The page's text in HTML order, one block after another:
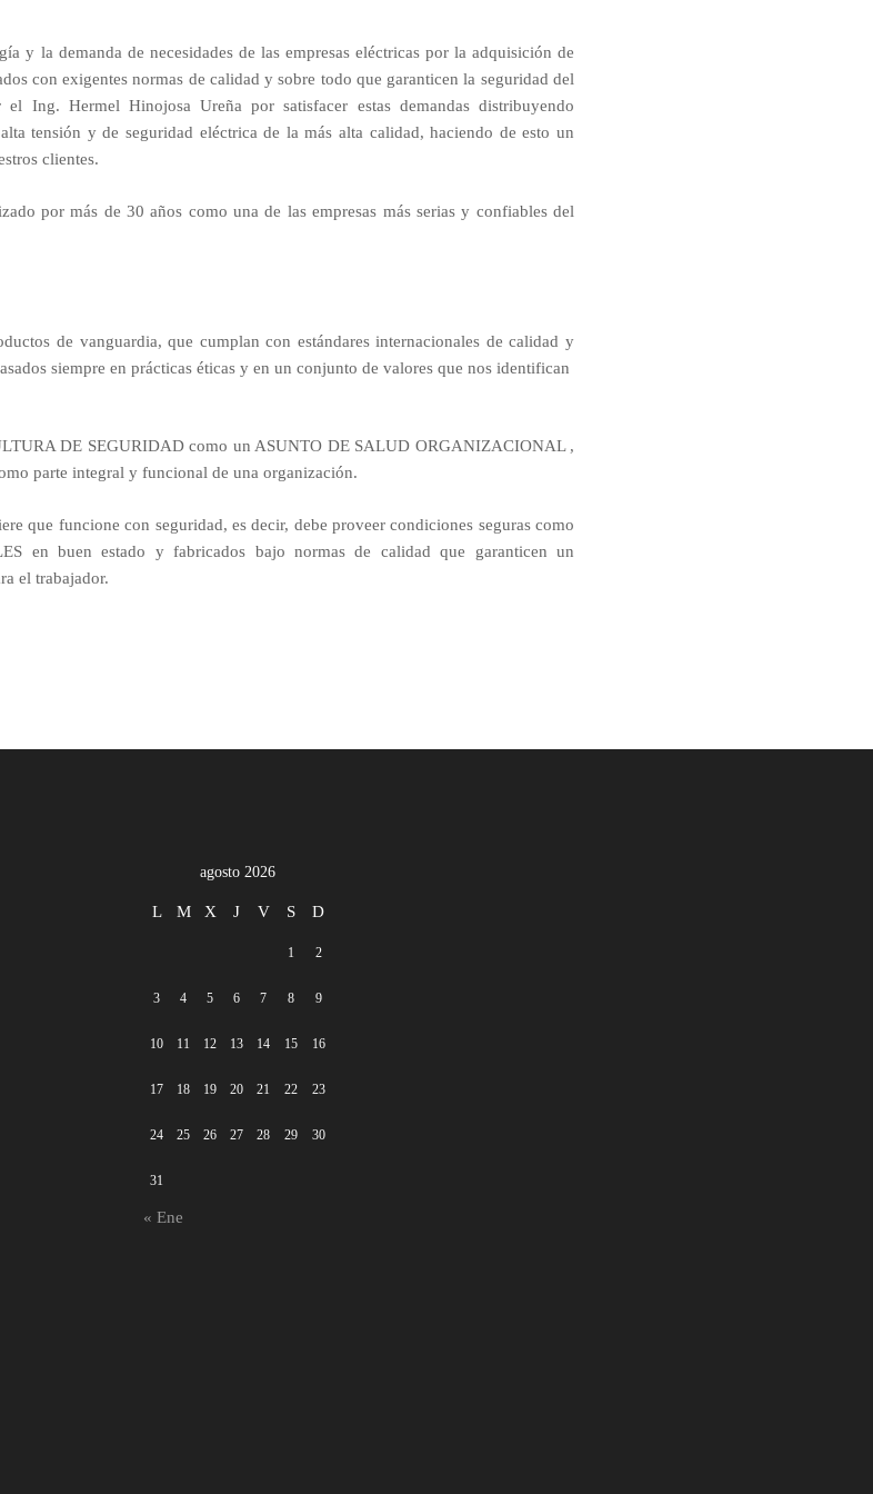
y la demanda de necesidades de las empresas eléctricas por la adquisición de
con exigentes normas de calidad y sobre todo que garanticen la seguridad del
Ing. Hermel Hinojosa Ureña por satisfacer estas demandas distribuyendo
tensión y de seguridad eléctrica de la más alta calidad, haciendo de esto un
clientes.
por más de 30 años como una de las empresas más serias y confiables del
de vanguardia, que cumplan con estándares internacionales de calidad y
siempre en prácticas éticas y en un conjunto de valores que nos identifican
DE SEGURIDAD como un ASUNTO DE SALUD ORGANIZACIONAL ,
parte integral y funcional de una organización.
que funcione con seguridad, es decir, debe proveer condiciones seguras como
en buen estado y fabricados bajo normas de calidad que garanticen un
el trabajador.
agosto 2026
L M X J V S D
1 2
3 4 5 6 7 8 9
10 11 12 13 14 15 16
17 18 19 20 21 22 23
24 25 26 27 28 29 30
31
« Ene